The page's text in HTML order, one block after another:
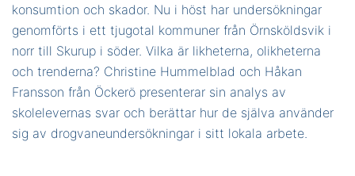
konsumtion och skador. Nu i höst har undersökningar
genomförts i ett tjugotal kommuner från Örnsköldsvik i
norr till Skurup i söder. Vilka är likheterna, olikheterna
och trenderna? Christine Hummelblad och Håkan
Fransson från Öckerö presenterar sin analys av
skolelevernas svar och berättar hur de själva använder
sig av drogvaneundersökningar i sitt lokala arbete.